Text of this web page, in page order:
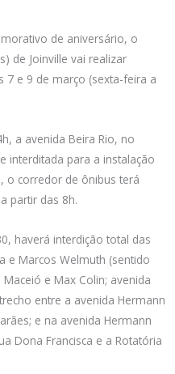
de aniversário, o
de Joinville vai realizar
7 e 9 de março (sexta-feira a
a avenida Beira Rio, no
interditada para a instalação
o corredor de ônibus terá
partir das 8h.
haverá interdição total das
e Marcos Welmuth (sentido
e Max Colin; avenida
entre a avenida Hermann
e na avenida Hermann
Dona Francisca e a Rotatória